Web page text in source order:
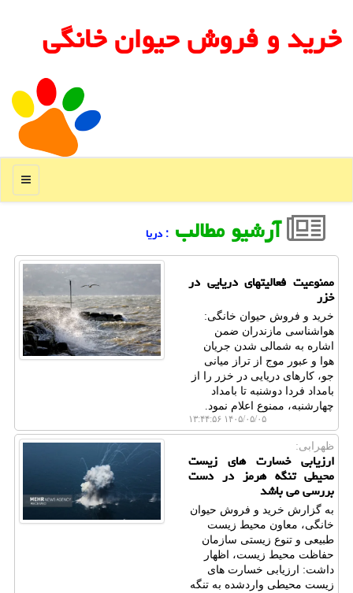
خرید و فروش حیوان خانگی
منو
آرشیو مطالب : دریا
ممنوعیت فعالیتهای دریایی در
خزر
خرید و فروش حیوان خانگی:
هواشناسی مازندران ضمن
اشاره به شمالی شدن جریان
هوا و عبور موج از تراز میانی
جو، کارهای دریایی در خزر را از
بامداد فردا دوشنبه تا بامداد
چهارشنبه، ممنوع اعلام نمود.
۱۴۰۵/۰۵/۰۵ ۱۳:۴۴:۵۶
ظهرابی:
ارزیابی خسارت های زیست
محیطی تنگه هرمز در دست
بررسی می باشد
به گزارش خرید و فروش حیوان
خانگی، معاون محیط زیست
طبیعی و تنوع زیستی سازمان
حفاظت محیط زیست، اظهار
داشت: ارزیابی خسارت های
زیست محیطی واردشده به تنگه